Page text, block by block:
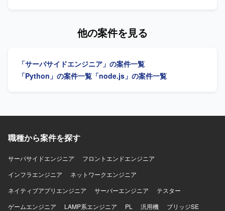
らず、CI/CDの仕組み化やエディター環境の整備など、
コード化および主要クラウドサービス（AWSなど）上での
環境構築・運用を行う開発環境となっております。
ます。 日本側HQとしてUSチームとの調整、受入対応、各
ンの移行対応や、プラットフォーム差異により必要となる
リデザイン対応の検討・実装も行っていただきます。 フロ
が取れる方を求めております。 海外チームとの協業経験が
いたします。 【ポジションの魅力】 グローバル企業のWeb
統合CMS刷新プロジェクトに参画し、ヘッドレスCMSや
Contentfulなどの最新技術に関わることができます。 USチ
ームとの英語でのコミュニケーションを通じて、グローバ
ル開発プロジェクトの経験を積むことができます。 フロン
技術スキルとコミュニケーションスキルの双方を高められ
る環境です。 【開発環境】 ReactおよびNode.jsを中心とし
他の案件を見る
「サーバサイドエンジニア」の案件一覧
「Python」の案件一覧 「node.js」の案件一覧
職種から案件を探す
サーバサイドエンジニア
フロントエンドエンジニア
インフラエンジニア
ネットワークエンジニア
ネイティブアプリエンジニア
サーバーエンジニア
テスター
ゲームエンジニア
LAMP系エンジニア PL 汎用機
ブリッジSE